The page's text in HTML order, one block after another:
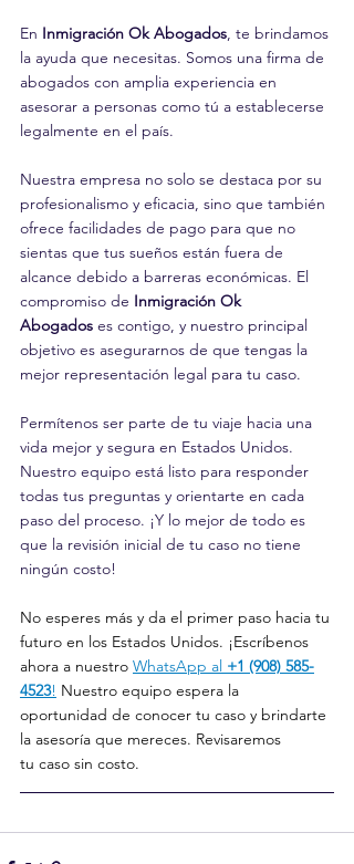
En Inmigración Ok Abogados, te brindamos
la ayuda que necesitas. Somos una firma de
abogados con amplia experiencia en
asesorar a personas como tú a establecerse
legalmente en el país.
Nuestra empresa no solo se destaca por su
profesionalismo y eficacia, sino que también
ofrece facilidades de pago para que no
sientas que tus sueños están fuera de
alcance debido a barreras económicas. El
compromiso de Inmigración Ok
Abogados es contigo, y nuestro principal
objetivo es asegurarnos de que tengas la
mejor representación legal para tu caso.
Permítenos ser parte de tu viaje hacia una
vida mejor y segura en Estados Unidos.
Nuestro equipo está listo para responder
todas tus preguntas y orientarte en cada
paso del proceso. ¡Y lo mejor de todo es
que la revisión inicial de tu caso no tiene
ningún costo!
No esperes más y da el primer paso hacia tu
futuro en los Estados Unidos. ¡Escríbenos
ahora a nuestro WhatsApp al +1 (908) 585-
4523! Nuestro equipo espera la
oportunidad de conocer tu caso y brindarte
la asesoría que mereces. Revisaremos
tu caso sin costo.